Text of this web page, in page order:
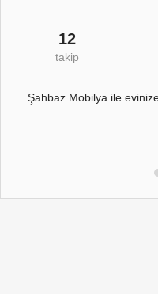
12
takip
✨ Şahbaz Mobilya ile